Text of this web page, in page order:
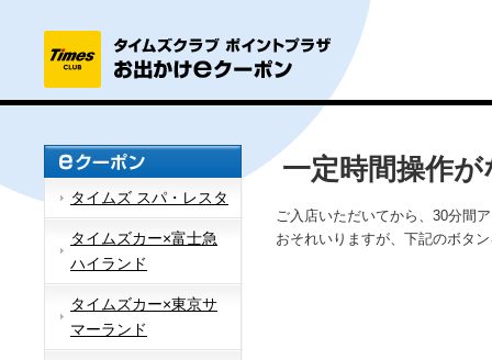
タイムズ スパ・レスタ
タイムズカー×富士急
ハイランド
タイムズカー×東京サ
マーランド
一定時間操作
ご入店いただいてから、30分間
おそれいりますが、下記のボタ